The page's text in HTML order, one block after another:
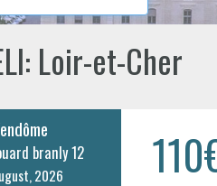
Loir-et-Cher
branly 12
2026